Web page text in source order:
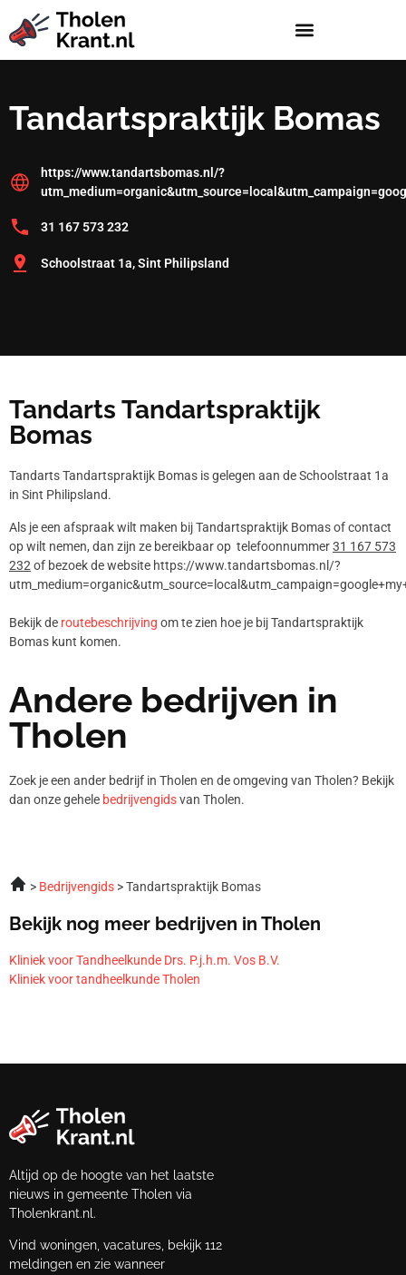
Tandartspraktijk Bomas
https://www.tandartsbomas.nl/?
31 167 573 232
Schoolstraat 1a, Sint Philipsland
Tandarts Tandartspraktijk
Bomas
Tandarts Tandartspraktijk Bomas is gelegen aan de Schoolstraat 1a
in Sint Philipsland.
Als je een afspraak wilt maken bij Tandartspraktijk Bomas of contact
op wilt nemen, dan zijn ze bereikbaar op telefoonnummer31 167 573
232 of bezoek de website https://www.tandartsbomas.nl/?
Bekijk de routebeschrijving om te zien hoe je bij Tandartspraktijk
Bomas kunt komen.
Andere bedrijven in
Tholen
Zoek je een ander bedrijf in Tholen en de omgeving van Tholen? Bekijk
dan onze gehele bedrijvengidsvan Tholen.
Bedrijvengids Tandartspraktijk Bomas
Bekijk nog meer bedrijven in Tholen
Kliniek voor Tandheelkunde Drs. P.j.h.m. Vos B.V.
Kliniek voor tandheelkunde Tholen
Altijd op de hoogte van het laatste
nieuws in gemeente Tholen via
Tholenkrant.nl.
Vind woningen, vacatures, bekijk 112
meldingen en zie wanneer